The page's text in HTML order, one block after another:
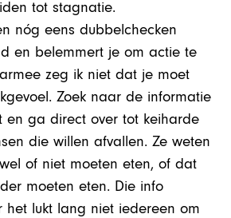
tot stagnatie.
nóg eens dubbelchecken
en belemmert je om actie te
zeg ik niet dat je moet
Zoek naar de informatie
en ga direct over tot keiharde
die willen afvallen. Ze weten
of niet moeten eten, of dat
moeten eten. Die info
het lukt lang niet iedereen om